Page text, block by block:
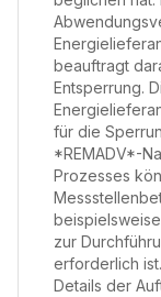
beauftragt
Entsperrung.
für die
*REMADV*-
Prozesses
zur
erforderlich
Details der